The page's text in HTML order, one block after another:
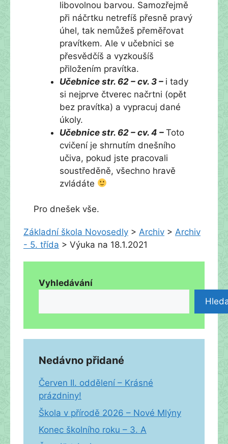
libovolnou barvou. Samozřejmě
při náčrtku netrefíš přesně pravý
úhel, tak nemůžeš přeměřovat
pravítkem. Ale v učebnici se
přesvědčíš a vyzkoušíš
přiložením pravítka.
Učebnice str. 62 – cv. 3 – i tady
si nejprve čtverec načrtni (opět
bez pravítka) a vypracuj dané
úkoly.
Učebnice str. 62 – cv. 4 – Toto
cvičení je shrnutím dnešního
učiva, pokud jste pracovali
soustředěně, všechno hravě
zvládáte
Pro dnešek vše.
Základní škola Novosedly > Archiv > Archiv
- 5. třída > Výuka na 18.1.2021
Vyhledávání
Nedávno přidané
Červen II. oddělení – Krásné
prázdniny!
Škola v přírodě 2026 – Nové Mlýny
Konec školního roku – 3. A